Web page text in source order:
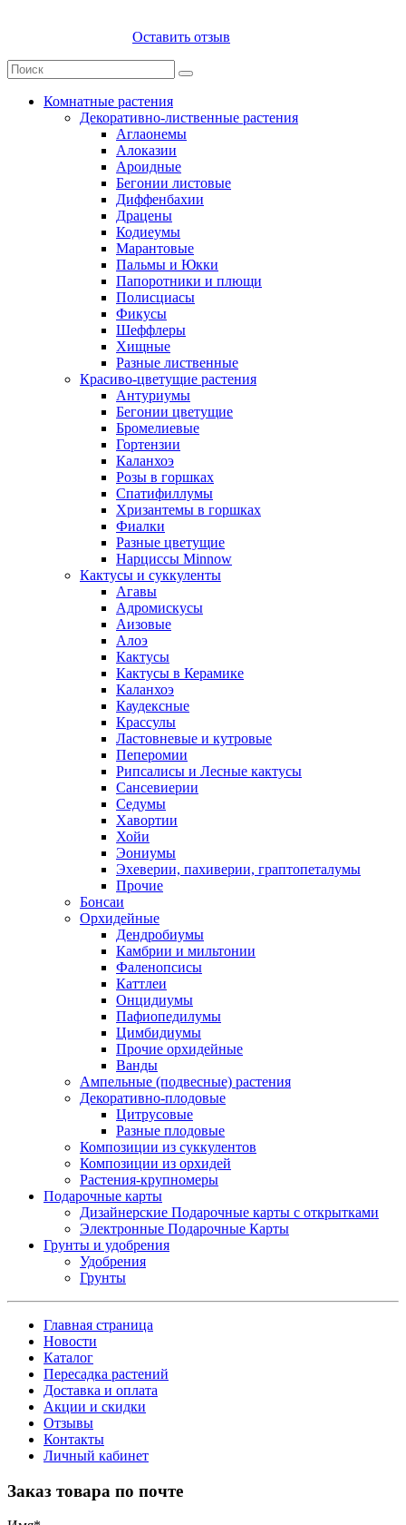
Оставить отзыв
Комнатные растения
Декоративно-лиственные растения
Аглаонемы
Алоказии
Ароидные
Бегонии листовые
Диффенбахии
Драцены
Кодиеумы
Марантовые
Пальмы и Юкки
Папоротники и плющи
Полисциасы
Фикусы
Шеффлеры
Хищные
Разные лиственные
Красиво-цветущие растения
Антуриумы
Бегонии цветущие
Бромелиевые
Гортензии
Каланхоэ
Розы в горшках
Спатифиллумы
Хризантемы в горшках
Фиалки
Разные цветущие
Нарциссы Minnow
Кактусы и суккуленты
Агавы
Адромискусы
Аизовые
Алоэ
Кактусы
Кактусы в Керамике
Каланхоэ
Каудексные
Крассулы
Ластовневые и кутровые
Пеперомии
Рипсалисы и Лесные кактусы
Сансевиерии
Седумы
Хавортии
Хойи
Эониумы
Эхеверии, пахиверии, граптопеталумы
Прочие
Бонсаи
Орхидейные
Дендробиумы
Камбрии и мильтонии
Фаленопсисы
Каттлеи
Онцидиумы
Пафиопедилумы
Цимбидиумы
Прочие орхидейные
Ванды
Ампельные (подвесные) растения
Декоративно-плодовые
Цитрусовые
Разные плодовые
Композиции из суккулентов
Композиции из орхидей
Растения-крупномеры
Подарочные карты
Дизайнерские Подарочные карты с открытками
Электронные Подарочные Карты
Грунты и удобрения
Удобрения
Грунты
Главная страница
Новости
Каталог
Пересадка растений
Доставка и оплата
Акции и скидки
Отзывы
Контакты
Личный кабинет
Заказ товара по почте